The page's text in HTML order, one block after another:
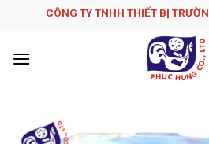
CÔNG TY TNHH THIẾT BỊ